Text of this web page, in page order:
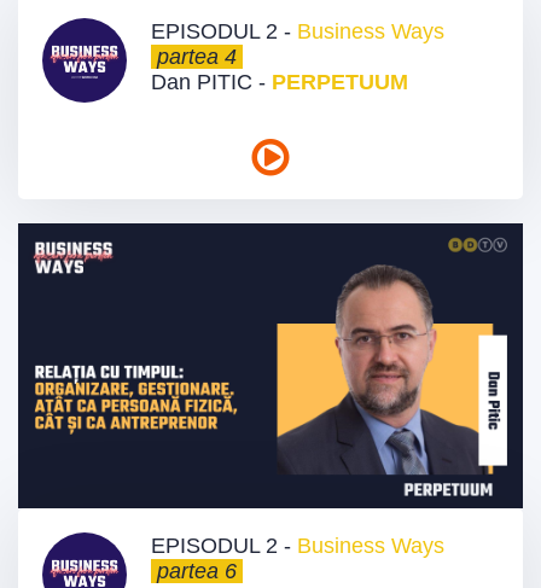
EPISODUL 2 - Business Ways
partea 4
Dan PITIC - PERPETUUM
EPISODUL 2 - Business Ways
partea 6